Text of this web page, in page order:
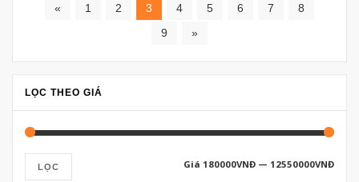
« 1 2 3 4 5 6 7
8
9
»
LỌC THEO GIÁ
LỌC Giá 180000VNĐ — 12550000VNĐ